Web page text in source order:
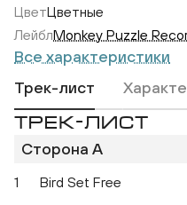
ЦветЦветные
ЛейблMonkey Puzzle
Все характеристики
Трек-лист
ТРЕК-ЛИСТ
Сторона A
1 Bird Set Free